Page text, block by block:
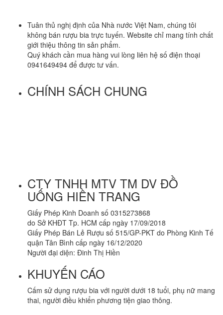
Tuân thủ nghị định của Nhà nước Việt Nam, chúng tôi
không bán rượu bia trực tuyến. Website chỉ mang tính chất
giới thiệu thông tin sản phẩm.
Quý khách cần mua hàng vui lòng liên hệ số điện thoại
0941649494 để được tư vấn.
CHÍNH SÁCH CHUNG
CTY TNHH MTV TM DV ĐỒ
UỐNG HIỀN TRANG
Giấy Phép Kinh Doanh số 0315273868
do Sở KHĐT Tp. HCM cấp ngày 17/09/2018
Giấy Phép Bán Lẻ Rượu số 515/GP-PKT do Phòng Kinh Tế
quận Tân Bình cấp ngày 16/12/2020
Người đại diện: Đinh Thị Hiền
KHUYẾN CÁO
Cấm sử dụng rượu bia với người dưới 18 tuổi, phụ nữ mang
thai, người điều khiển phương tiện giao thông.